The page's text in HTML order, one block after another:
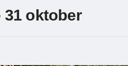
31 oktober